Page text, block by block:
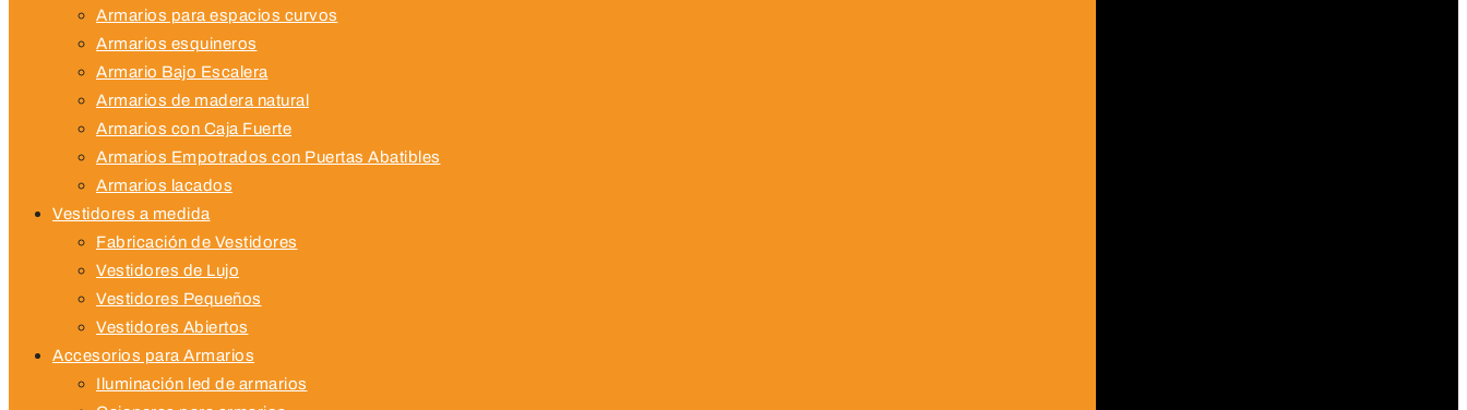
Armarios para espacios curvos
Armarios esquineros
Armario Bajo Escalera
Armarios de madera natural
Armarios con Caja Fuerte
Armarios Empotrados con Puertas Abatibles
Armarios lacados
Vestidores a medida
Fabricación de Vestidores
Vestidores de Lujo
Vestidores Pequeños
Vestidores Abiertos
Accesorios para Armarios
Iluminación led de armarios